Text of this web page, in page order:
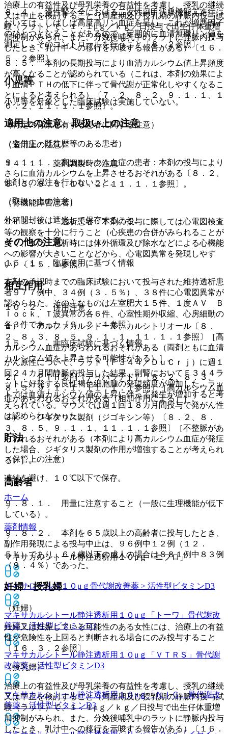
治療上の有益性及び母乳栄養の有益性を考慮し、授乳の継続
又は中止を検討すること（周産期及び授乳期の静脈内投与試
験（ラット）で、１．１μｇ／ｋｇ／日投与で出生仔体重増
加抑制がみられ、また、分娩後哺乳中のラットに静脈内投与
したとき、乳汁中への移行を示唆する報告がある）〔１６．
５．２参照〕。
小児等
小児等を対象とした臨床試験は実施していない。
適用上の注意、取扱い上の注意
（適用上の注意）
１４．１． 薬剤調製時の注意
他剤との混注を行わないこと。
（取扱い上の注意）
外箱開封後は遮光して保存すること。
その他の注意
１５．１． 臨床使用に基づく情報
本剤の承認時までの臨床試験において投与された維持透析患
者９７７例中、３４例（３．５％）、３８件に心電図異常が
認められた。その主なものは左室肥大１５件、１度ＡＶ Ｂ
ｌｏｃｋ、Ｔ波異常の各６件、心室性期外収縮、心房細動の
各３件であった〔９．２．１参照〕。
１５．２． 非臨床試験に基づく情報
がん原性について、ラット（Ｆ３４４／ＤｕＣｒｊ）に週１
回２４カ月間静脈内投与した結果、副腎においてＦ３４４ラ
ットに好発する良性褐色細胞腫の発現頻度が増加した。ラッ
トでは血清カルシウム値の上昇に伴って発生が増加すると考
えられている。マウスでは週１回１８カ月間投与で発がん性
は認められなかった。
貯法
（保管上の注意）
凍結を避け、１０℃以下で保存。
ホーム
薬剤情報
マキサカルシトール静注透析用１０μｇ「ニプロ」
オキサロール注１０μｇ 骨代謝改善薬 > 活性型ビタミンD3
マキサカルシトール静注透析用１０μｇ「トーワ」 骨代謝改
善薬 > 活性型ビタミンD3
マキサカルシトール静注透析用１０μｇ「ＶＴＲＳ」 骨代謝
改善薬 > 活性型ビタミンD3
マキサカルシトール静注透析用１０μｇ「ＮＩＧ」骨代謝改
善薬 > 活性型ビタミンD3
８．４． 慢性腎不全における二次性副甲状腺機能亢進症に
おいては、しばしば高度高リン血症を呈し、これが増悪因子
のひとつとなることがあるので、定期的に血清無機リン値を
測定し、そのコントロールを行うこと〔８．２参照〕。
８．５． 本剤の長期投与により血清カルシウム値上昇頻度
が高くなることが認められている（これは、本剤の効果によ
り血清ＰＴＨの低下に伴って骨代謝が正常化しやすくなるこ
とによると考えられる）〔７．２、８．２、９．１．１、１
０．２、１１．１．１参照〕。
（特定の背景を有する患者に関する注意）
（合併症・既往歴等のある患者）
９．１．１． 高カルシウム血症の患者：本剤の投与により
さらに血清カルシウムを上昇させるおそれがある〔８．２、
８．３、８．５、１０．２、１１．１．１参照〕。
（腎機能障害患者）
９．２．１． 透析患者：本剤の投与に際しては心電図検査
等の観察を十分に行うこと（心疾患の合併がみられることが
多く、また、透析時には体外循環及び除水などによる心機能
への影響が大きいことなどから、心電図異常を発現しやす
い）〔１５．１参照〕。
相互作用
１０．２． 併用注意：
１）． アルファカルシドール、カルシトリオール〔８．
２、８．３、８．５、９．１．１、１１．１．１参照〕［高
カルシウム血症があらわれるおそれがある（両剤ともに血清
カルシウム値を上昇させる可能性がある）］。
２）． ＰＴＨ製剤（テリパラチド）〔８．２、８．３、
８．５、９．１．１、１１．１．１参照〕［高カルシウム血
症があらわれるおそれがある（相加作用による）］。
３）． ジギタリス製剤（ジゴキシン等）〔８．２、８．
３、８．５、９．１．１、１１．１．１参照〕［不整脈があ
らわれるおそれがある（本剤により高カルシウム血症が発症
した場合、ジギタリス製剤の作用が増強することが考えられ
る）］。
高齢者
９．８．１． 用量に注意すること（一般に生理機能が低下
している）。
９．８．２． 本剤を６５歳以上の高齢者に投与したとき、
副作用発現による投与中止は、９６例中１２例（１２．
５％）であり、６４歳以下の成人の場合は８８１例中８３例
（９．４％）であった。
妊婦・授乳婦
（妊婦）
妊婦又は妊娠している可能性のある女性には、治療上の有益
性が危険性を上回ると判断される場合にのみ投与すること
〔１６．３．２参照〕。
（授乳婦）
治療上の有益性及び母乳栄養の有益性を考慮し、授乳の継続
又は中止を検討すること（周産期及び授乳期の静脈内投与試
験（ラット）で、１．１μｇ／ｋｇ／日投与で出生仔体重増
加抑制がみられ、また、分娩後哺乳中のラットに静脈内投与
したとき、乳汁中への移行を示唆する報告がある）〔１６．